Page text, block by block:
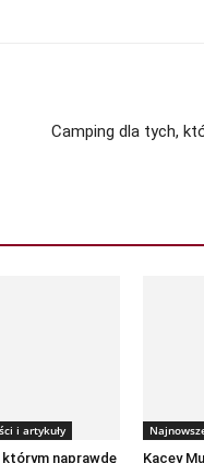
Camping dla tych,
i artykuły
naprawdę
Kacey